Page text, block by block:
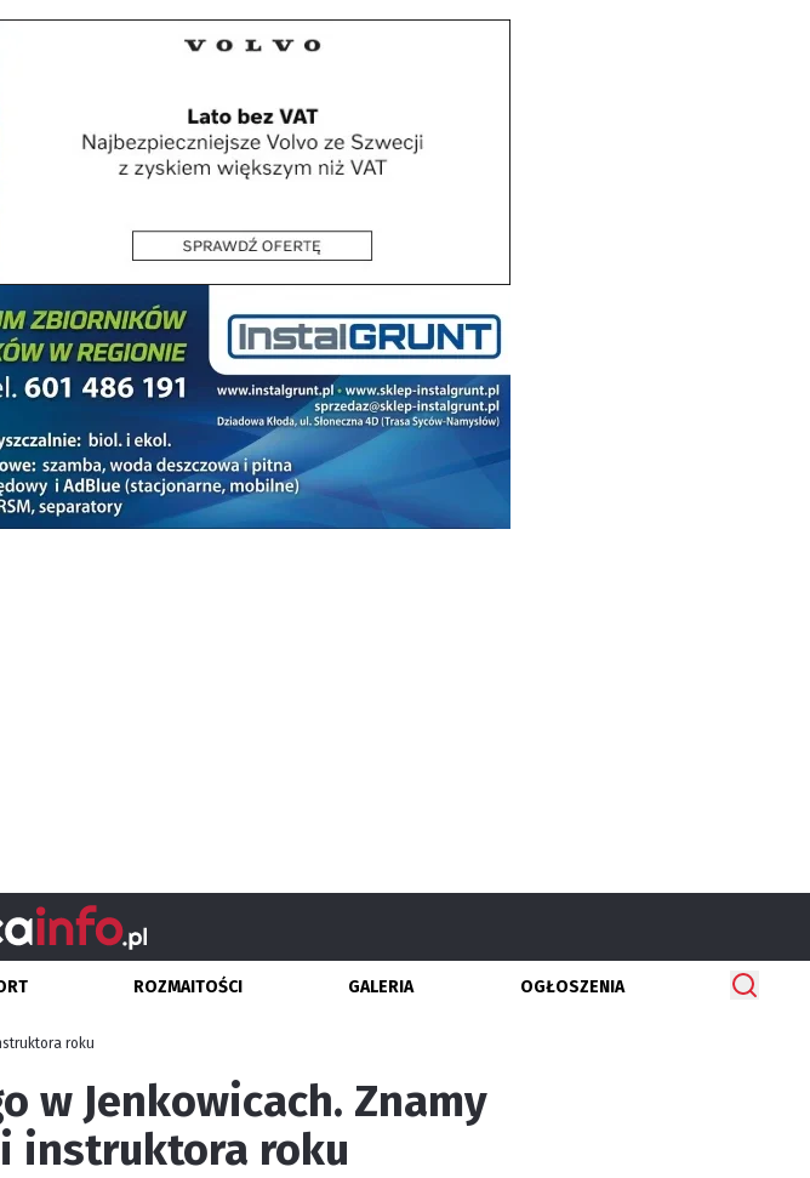
ROZMAITOŚCI GALERIA OGŁOSZENIA
roku
w Jenkowicach. Znamy
instruktora roku